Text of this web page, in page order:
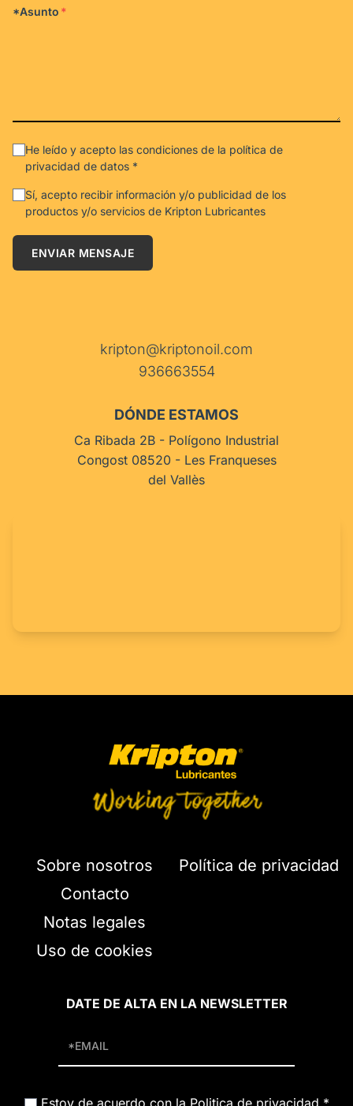
*Asunto
He leído y acepto las condiciones de la política de
privacidad de datos *
Sí, acepto recibir información y/o publicidad de los
productos y/o servicios de Kripton Lubricantes
ENVIAR MENSAJE
kripton@kriptonoil.com
936663554
DÓNDE ESTAMOS
Ca Ribada 2B - Polígono Industrial
Congost 08520 - Les Franqueses
del Vallès
Sobre nosotros
Contacto
Notas legales
Uso de cookies
Política de privacidad
DATE DE ALTA EN LA NEWSLETTER
Estoy de acuerdo con la Politica de privacidad *